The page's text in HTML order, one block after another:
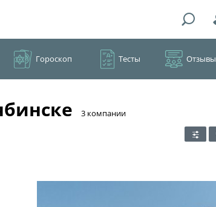
Гороскоп Тесты Отзывы
​3 компании